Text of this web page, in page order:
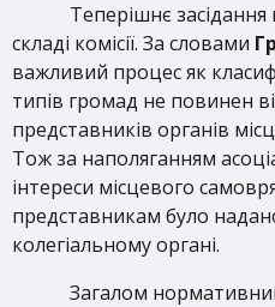
Теперішнє
складі комісії. За словами
важливий процес як
типів громад не повинен
представників органів
Тож за наполяганням
інтереси місцевого
представникам було
колегіальному органі.
Загалом